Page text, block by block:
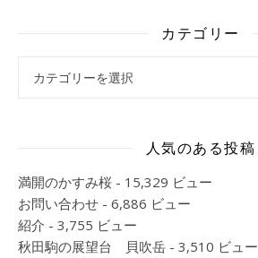
カテゴリー
人気のある投稿
満開のかすみ桜 - 15,329 ビュー
お問い合わせ - 6,886 ビュー
紹介 - 3,755 ビュー
秋田駒の展望台 貝吹岳 - 3,510 ビュー